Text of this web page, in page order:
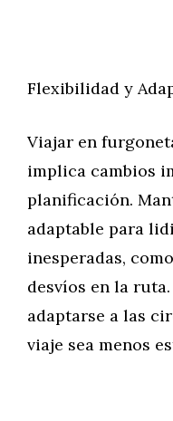
Flexibilidad y
Viajar en
implica cambios
planificación.
adaptable para
inesperadas,
desvíos en la
adaptarse a las
viaje sea menos